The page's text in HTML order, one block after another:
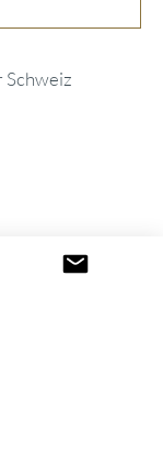
Schweiz